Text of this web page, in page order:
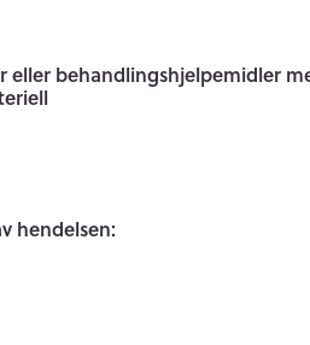
eller behandlingshjelpemidler
hendelsen: